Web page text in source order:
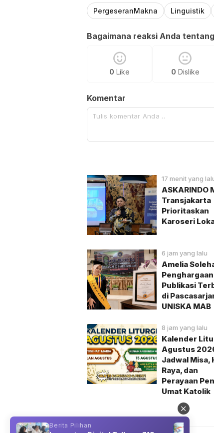
PergeseranMakna Linguistik
Bagaimana reaksi Anda
0 Like 0 Dislike
Komentar
17 menit yang
ASKARINDO
Transjakarta
Prioritaskan
Karoseri
6 jam yang lalu
Amelia
Penghargaan
Publikasi
di
UNISKA MAB
8 jam yang lalu
Kalender
Agustus
Jadwal Misa,
Raya, dan
Perayaan
Umat Katolik
Berita Pilihan